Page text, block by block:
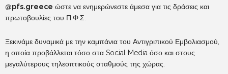
@pfs.greece ώστε να ενημερώνεστε άμεσα για τις δράσεις και
πρωτοβουλίες του Π.Φ.Σ.
Ξεκινάμε δυναμικά με την καμπάνια του Αντιγριπικού Εμβολιασμού,
η οποία προβάλλεται τόσο στα Social Media όσο και στους
μεγαλύτερους τηλεοπτικούς σταθμούς της χώρας.